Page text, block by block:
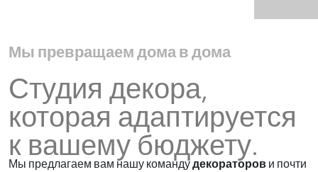
Мы превращаем дома в дома
Студия декора,
которая адаптируется
к вашему бюджету.
Мы предлагаем вам нашу командудекораторови почти